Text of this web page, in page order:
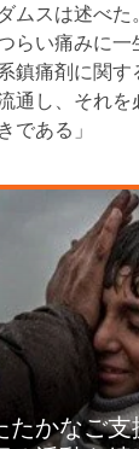
ムスは述べ
らい痛みに一
鎮痛剤に関
通し、それを
である」
たかなご